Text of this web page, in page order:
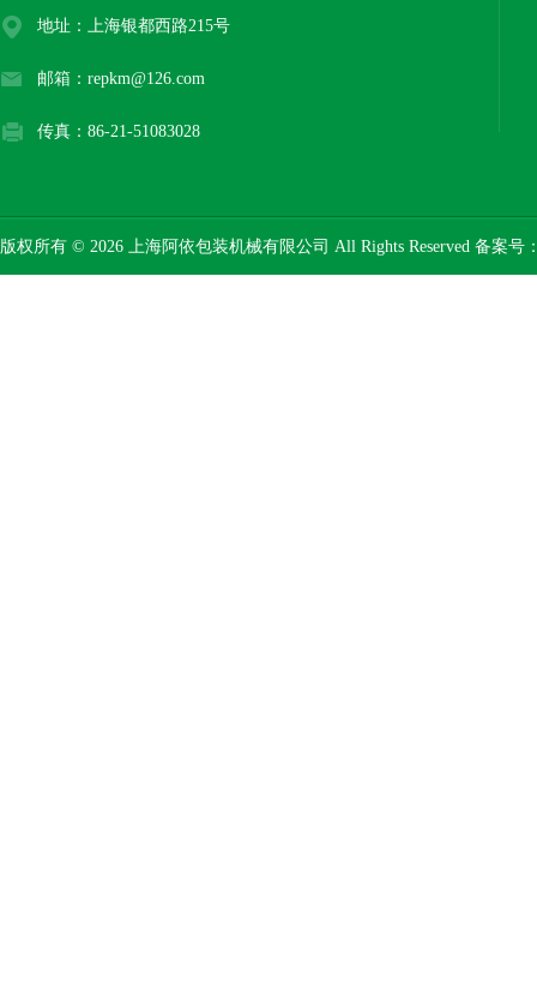
地址：上海银都西路215号
邮箱：repkm@126.com
传真：86-21-51083028
版权所有 © 2026 上海阿依包装机械有限公司 All Rights Reserved 备案号